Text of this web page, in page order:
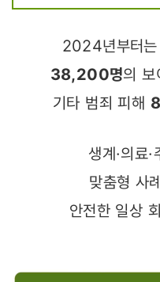
2024년부터는
38,200명의 보
기타 범죄 피해
생계·의료
맞춤형 사
안전한 일상